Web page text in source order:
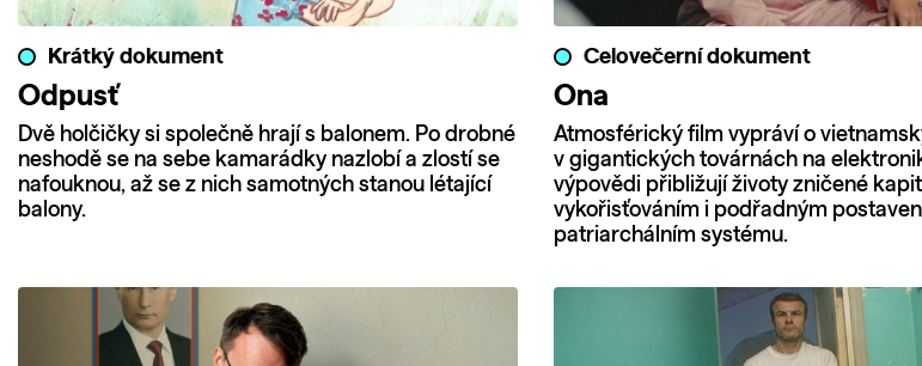
Krátký dokument
Odpusť
Dvě holčičky si společně hrají s balonem. Po drobné
neshodě se na sebe kamarádky nazlobí a zlostí se
nafouknou, až se z nich samotných stanou létající
balony.
Celovečerní dokument
Ona
Atmosférický film vypráví o
v gigantických továrnách na
výpovědi přibližují životy zničené
vykořisťováním i podřadným
patriarchálním systému.